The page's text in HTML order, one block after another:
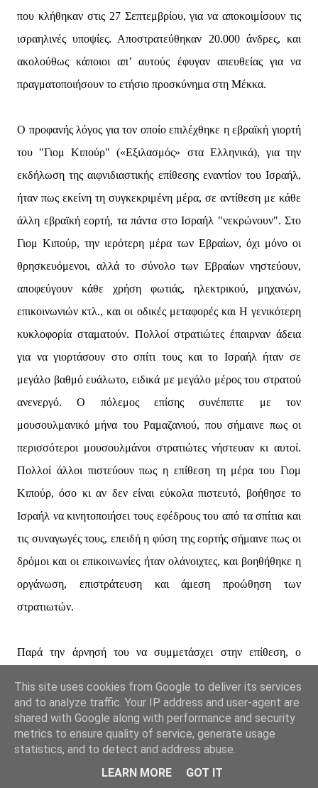
που κλήθηκαν στις 27 Σεπτεμβρίου, για να αποκοιμίσουν τις
ισραηλινές υποψίες. Αποστρατεύθηκαν 20.000 άνδρες, και
ακολούθως κάποιοι απ’ αυτούς έφυγαν απευθείας για να
πραγματοποιήσουν το ετήσιο προσκύνημα στη Μέκκα.
Ο προφανής λόγος για τον οποίο επιλέχθηκε η εβραϊκή γιορτή
του "Γιομ Κιπούρ" («Εξιλασμός» στα Ελληνικά), για την
εκδήλωση της αιφνιδιαστικής επίθεσης εναντίον του Ισραήλ,
ήταν πως εκείνη τη συγκεκριμένη μέρα, σε αντίθεση με κάθε
άλλη εβραϊκή εορτή, τα πάντα στο Ισραήλ "νεκρώνουν". Στο
Γιομ Κιπούρ, την ιερότερη μέρα των Εβραίων, όχι μόνο οι
θρησκευόμενοι, αλλά το σύνολο των Εβραίων νηστεύουν,
αποφεύγουν κάθε χρήση φωτιάς, ηλεκτρικού, μηχανών,
επικοινωνιών κτλ., και οι οδικές μεταφορές και Η γενικότερη
κυκλοφορία σταματούν. Πολλοί στρατιώτες έπαιρναν άδεια
για να γιορτάσουν στο σπίτι τους και το Ισραήλ ήταν σε
μεγάλο βαθμό ευάλωτο, ειδικά με μεγάλο μέρος του στρατού
ανενεργό. Ο πόλεμος επίσης συνέπιπτε με τον
μουσουλμανικό μήνα του Ραμαζανιού, που σήμαινε πως οι
περισσότεροι μουσουλμάνοι στρατιώτες νήστευαν κι αυτοί.
Πολλοί άλλοι πιστεύουν πως η επίθεση τη μέρα του Γιομ
Κιπούρ, όσο κι αν δεν είναι εύκολα πιστευτό, βοήθησε το
Ισραήλ να κινητοποιήσει τους εφέδρους του από τα σπίτια και
τις συναγωγές τους, επειδή η φύση της εορτής σήμαινε πως οι
δρόμοι και οι επικοινωνίες ήταν ολάνοιχτες, και βοηθήθηκε η
οργάνωση, επιστράτευση και άμεση προώθηση των
στρατιωτών.
Παρά την άρνησή του να συμμετάσχει στην επίθεση, ο
Σαντάτ και τον Άσαντ στην Αλεξάνδρεια, δύο εβδομάδες
προηγουμένως. Έχοντας υπόψη την αμοιβαία καχυποψία που
επικρατούσε ανάμεσα στους Άραβες ηγέτες, μάλλον δεν του
ειπώθηκαν συγκεκριμένα πολεμικά σχέδια. Είναι όμως
This site uses cookies from Google to deliver its services
and to analyze traffic. Your IP address and user-agent are
shared with Google along with performance and security
metrics to ensure quality of service, generate usage
statistics, and to detect and address abuse.
LEARN MORE
GOT IT